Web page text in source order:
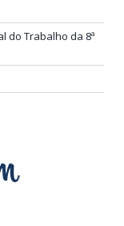
do Trabalho da 8ª